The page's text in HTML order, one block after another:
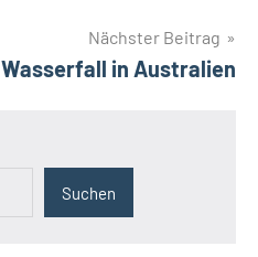
Nächster Beitrag
Wasserfall in Australien
Suchen